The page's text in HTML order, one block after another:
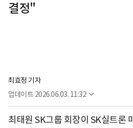
결정"
최효정 기자
업데이트 2026.06.03. 11:32
최태원 SK그룹 회장이 SK실트론